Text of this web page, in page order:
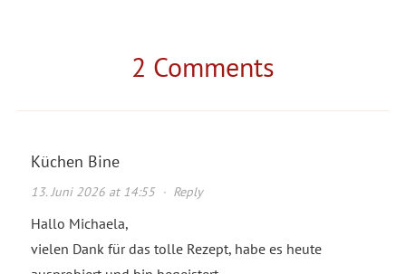
2 Comments
Küchen Bine
13. Juni 2026 at 14:55· Reply
Hallo Michaela,
vielen Dank für das tolle Rezept, habe es heute